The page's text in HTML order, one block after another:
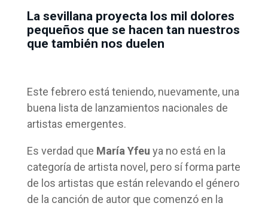
La sevillana proyecta los mil dolores
pequeños que se hacen tan nuestros
que también nos duelen
Este febrero está teniendo, nuevamente, una
buena lista de lanzamientos nacionales de
artistas emergentes.
Es verdad que María Yfeu ya no está en la
categoría de artista novel, pero sí forma parte
de los artistas que están relevando el género
de la canción de autor que comenzó en la